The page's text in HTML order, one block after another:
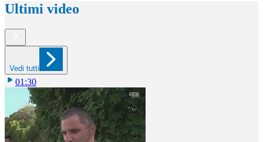
Ultimi video
Vedi tutti
01:30